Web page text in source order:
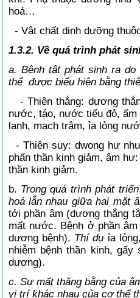
hoả…
- Vật chất dinh dưỡng
1.3.2. Về quá trình phát
a. Bệnh tật phát sinh ra
thể được biểu hiện bằng
- Thiên thắng: dương
nước, táo, nước tiểu đỏ,
lạnh, mạch trậm, ỉa lỏng
- Thiên suy: dwong hư
phấn thần kinh giảm, âm
thần kinh giảm.
b. Trong quá trình phát
hoá lẫn nhau giữa hai mặt
tới phần âm (dương thắng
mất nước. Bệnh ở phần
dương bệnh). Thí dụ ỉa
nhiễm bệnh thần kinh,
dương).
c. Sự mất thăng bằng của
vị trí khác nhau của cơ thể